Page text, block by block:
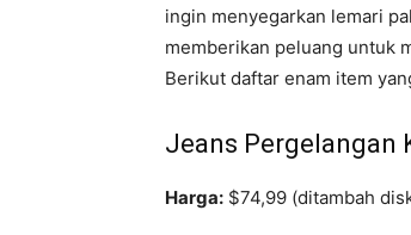
ingin menyegarkan lemari
memberikan peluang untuk
Berikut daftar enam item
Jeans Pergelangan
Harga: $74,99 (ditambah